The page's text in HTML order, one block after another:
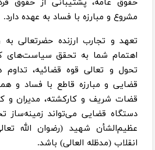
مشروع و مبارزه با فساد به عهده دارد.
تعهد و تجارب ارزنده حضرتعالی به
اهتمام شما به تحقق سیاست‌های
تحول و تعالی قوه قضائیه، تداوم
قضایی و مبارزه قاطع با فساد و
قضات شریف و کارکشته، مدیران و
دستگاه قضایی می‌تواند زمینه‌ساز
عظیم‌الشأن شهید (رضوان الله
انقلاب (مدظله العالی) باشد.